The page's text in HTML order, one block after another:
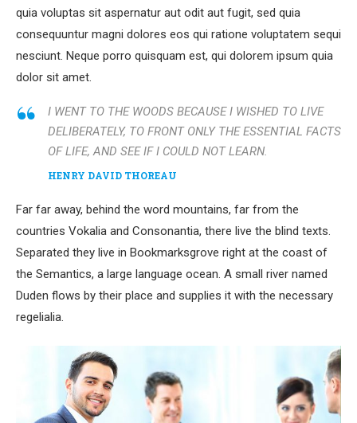
quia voluptas sit aspernatur aut odit aut fugit, sed quia
consequuntur magni dolores eos qui ratione voluptatem sequi
nesciunt. Neque porro quisquam est, qui dolorem ipsum quia
dolor sit amet.
I WENT TO THE WOODS BECAUSE I WISHED TO LIVE
DELIBERATELY, TO FRONT ONLY THE ESSENTIAL FACTS
OF LIFE, AND SEE IF I COULD NOT LEARN.
HENRY DAVID THOREAU
Far far away, behind the word mountains, far from the
countries Vokalia and Consonantia, there live the blind texts.
Separated they live in Bookmarksgrove right at the coast of
the Semantics, a large language ocean. A small river named
Duden flows by their place and supplies it with the necessary
regelialia.